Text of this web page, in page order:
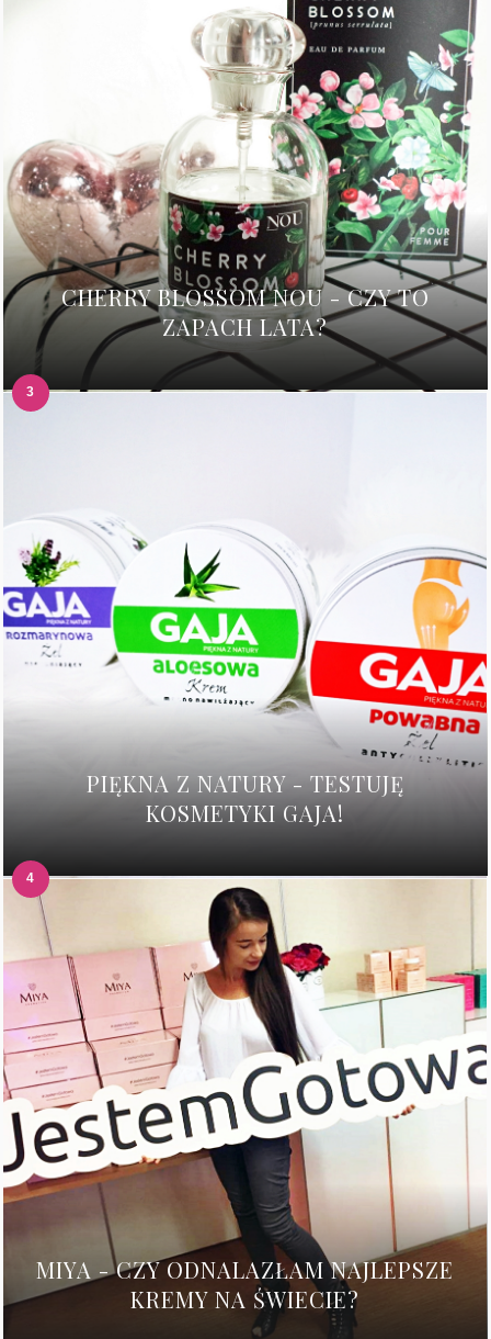
CHERRY BLOSSOM NOU - CZY TO
ZAPACH LATA?
PIĘKNA Z NATURY - TESTUJĘ
KOSMETYKI GAJA!
MIYA - CZY ODNALAZŁAM NAJLEPSZE
KREMY NA ŚWIECIE?